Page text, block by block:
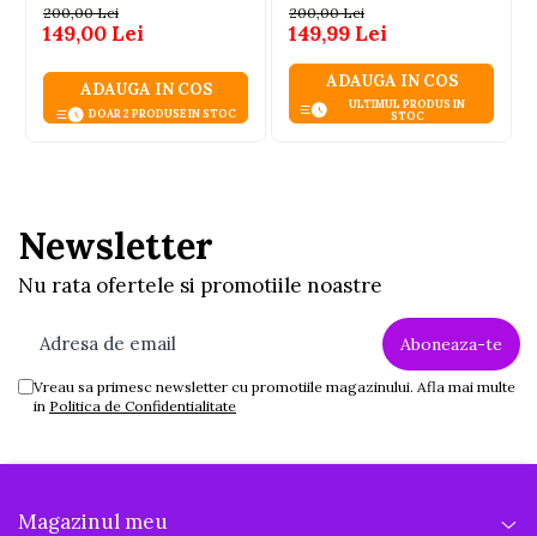
200,00 Lei
149,00 Lei
ADAUGA IN COS
DOAR 2 PRODUSE IN STOC
200,00 Lei
149,99 Lei
ADAUGA IN COS
ULTIMUL PRODUS IN
STOC
Newsletter
Nu rata ofertele si promotiile noastre
Vreau sa primesc newsletter cu promotiile magazinului. Afla mai multe
in Politica de Confidentialitate
Magazinul meu